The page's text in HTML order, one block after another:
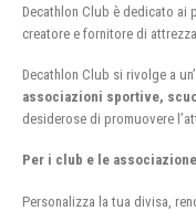
Decathlon Club è dedicato ai
creatore e fornitore di
Decathlon Club si rivolge a
associazioni sportive,
desiderose di promuovere
Per i club e le
Personalizza la tua divisa,